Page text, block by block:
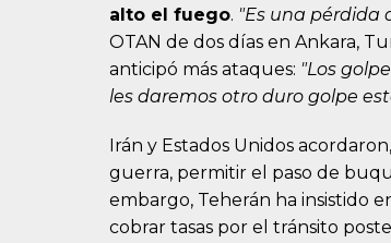
alto el fuego. "Es una pérdida
OTAN de dos días en Ankara,
anticipó más ataques: "Los
les daremos otro duro golpe
Irán y Estados Unidos
guerra, permitir el paso de
embargo, Teherán ha insistido
cobrar tasas por el tránsito